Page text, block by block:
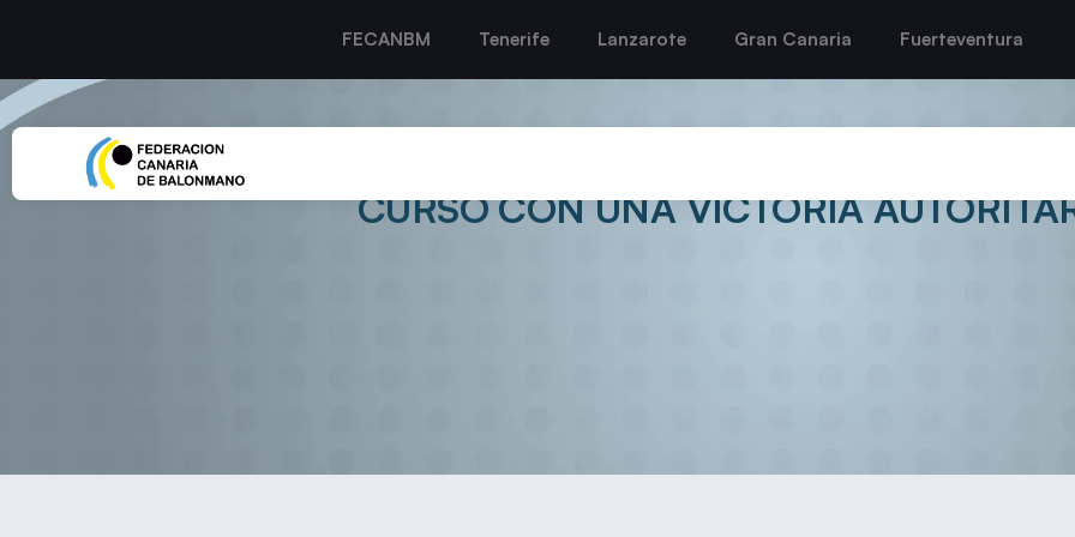
FECANBM Tenerife Lanzarote Gran Canaria Fuerteventura
EL BERA BERA ENDOSA AL ROCASA GRAN CANARIA
CURSO CON UNA VICTORIA